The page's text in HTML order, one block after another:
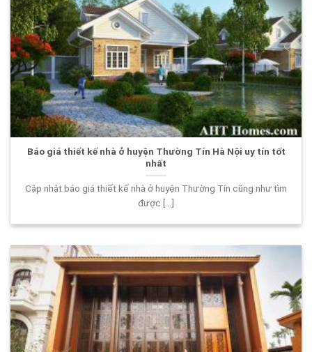
Báo giá thiết kế nhà ở huyện Thường Tín Hà Nội uy tín tốt
nhất
Cập nhật báo giá thiết kế nhà ở huyện Thường Tín cũng như tìm
được [...]